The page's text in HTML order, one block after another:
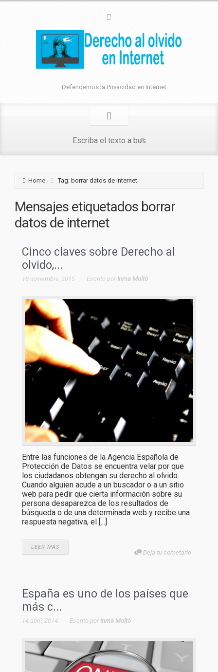
Defendemos la Privacidad en Internet
Home Tag: borrar datos de internet
Mensajes etiquetados borrar
datos de internet
Cinco claves sobre Derecho al
olvido,...
18 noviembre, 2015 Escrito por Inma Moltó
Entre las funciones de la Agencia Española de
Protección de Datos se encuentra velar por que
los ciudadanos obtengan su derecho al olvido.
Cuando alguien acude a un buscador o a un sitio
web para pedir que cierta información sobre su
persona desaparezca de los resultados de
búsqueda o de una determinada web y recibe una
respuesta negativa, el [...]
LEER MÁS
Deja tu cometario
España es uno de los países que
más c...
14 abril, 2014 Escrito por Inma Moltó